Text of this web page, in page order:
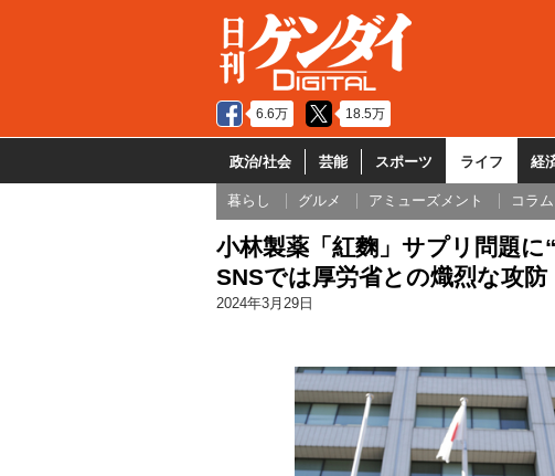
6.6万 18.5万
政治/社会 芸能 スポーツ ライフ 経
暮らし グルメ アミューズメント コラム
小林製薬「紅麴」サプリ問題
SNSでは厚労省との熾烈な攻防
2024年3月29日